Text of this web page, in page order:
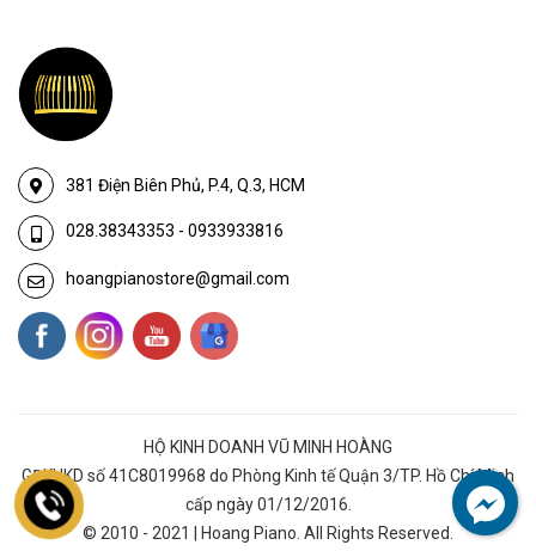
381 Điện Biên Phủ, P.4, Q.3, HCM
028.38343353 - 0933933816
hoangpianostore@gmail.com
HỘ KINH DOANH VŨ MINH HOÀNG
GĐKHKD số 41C8019968 do Phòng Kinh tế Quận 3/TP. Hồ Chí Minh
cấp ngày 01/12/2016.
© 2010 - 2021 | Hoang Piano. All Rights Reserved.